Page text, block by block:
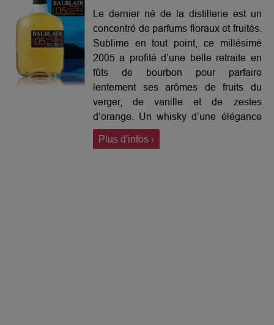
Le dernier né de la distillerie est un
concentré de parfums floraux et fruités.
Sublime en tout point, ce millésimé
2005 a profité d’une belle retraite en
fûts de bourbon pour parfaire
lentement ses arômes de fruits du
verger, de vanille et de zestes
d’orange. Un whisky d’une élégance
rare qui, une fois de plus, démontre
tout le talent de la distillerie.
Plus d'infos ›